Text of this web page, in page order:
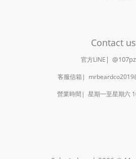
Contact us
官方LINE |
客服信箱|
營業時間| 星期一至星期六